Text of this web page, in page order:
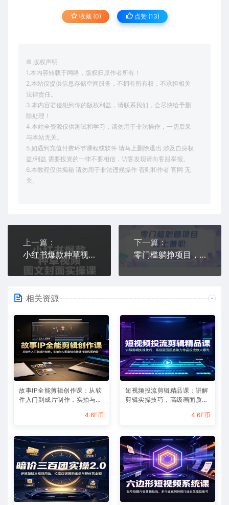
收藏 (0) 点赞 (13)
© 版权声明
1.本内容转载于网络，版权归原作者所有！
2.本站仅提供信息存储空间服务，不拥有所有权，不承担相关
法律责任。
3.本内容若侵犯到你的版权利益，请联系我们，会尽快给予删
除处理！
4.本站全资源仅供测试和学习，请勿用于非法操作，一切后果
与本站无关。
5.如遇到充值付费环节课程或软件 请马上删除退出 涉及自身权
益/利益 需要投资的一律不要相信，访客发现请向客服举报。
6.本教程仅供揭秘 请勿用于非法违规操作 否则和作者 官网 无
关。
上一篇：
小红书爆款种草视频图文封面实操课，开店、选品、引流、变现全流程
下一篇：
零门槛躺挣项目，线上兼职，有手机就能做 一小时稳挣50+，识字就能玩【揭秘】
相关资源
故事IP全能剪辑创作课：从软
件入门到成片制作，实拍与AI
4.6E币
短视频投流剪辑精品课：讲解
剪辑实操技巧，高级画面质感
4.6E币